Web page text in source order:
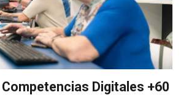
Digitales +60